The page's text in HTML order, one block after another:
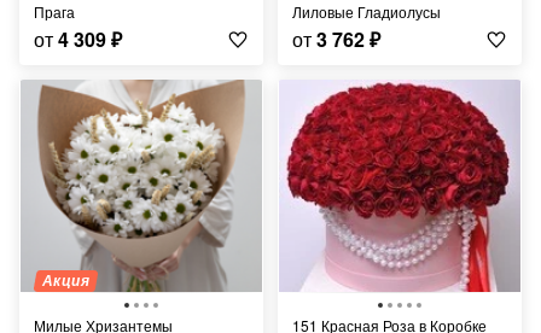
Прага
от4 309₽
Лиловые Гладиолусы
от3 762₽
Акция
Милые Хризантемы 151 Красная Роза в Коробке